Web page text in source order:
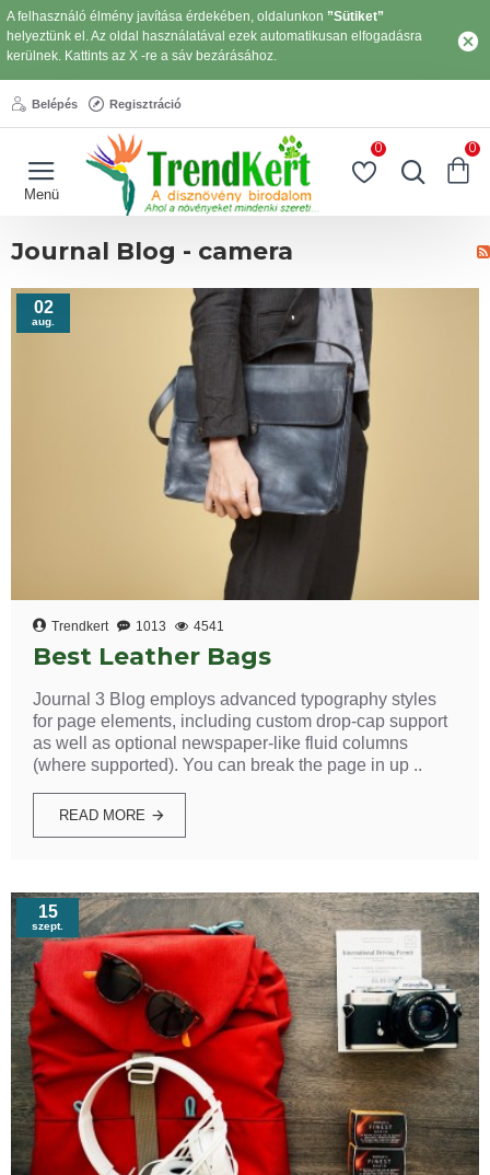
A felhasználó élmény javítása érdekében, oldalunkon ”Sütiket”
helyeztünk el. Az oldal használatával ezek automatikusan elfogadásra
kerülnek. Kattints az X -re a sáv bezárásához.
Belépés Regisztráció
0 0
Journal Blog - camera
02
aug.
Trendkert 1013 4541
Best Leather Bags
Journal 3 Blog employs advanced typography styles
for page elements, including custom drop-cap support
as well as optional newspaper-like fluid columns
(where supported). You can break the page in up ..
READ MORE
15
szept.